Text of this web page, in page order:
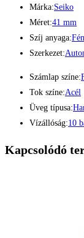
Márka:Seiko
Méret:41 mm
Szíj anyaga:
Szerkezet:
Számlap színe:
Tok színe:Acél
Üveg típusa:
Vízállóság:10
Kapcsolódó